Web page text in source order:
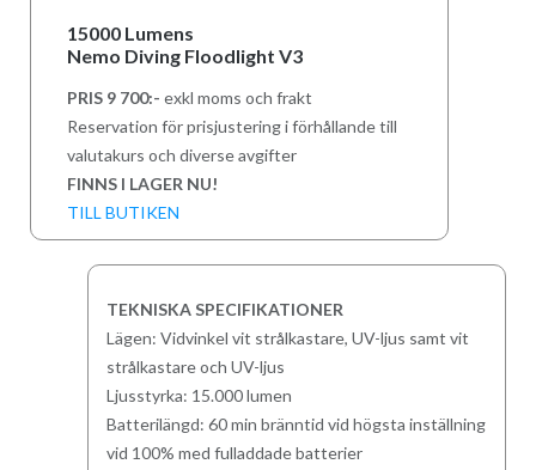
15000 Lumens
Nemo Diving Floodlight V3
PRIS 9 700:- exkl moms och frakt
Reservation för prisjustering i förhållande till
valutakurs och diverse avgifter
FINNS I LAGER NU!
TILL BUTIKEN
TEKNISKA SPECIFIKATIONER
Lägen: Vidvinkel vit strålkastare, UV-ljus samt vit
strålkastare och UV-ljus
Ljusstyrka: 15.000 lumen
Batterilängd: 60 min bränntid vid högsta inställning
vid 100% med fulladdade batterier